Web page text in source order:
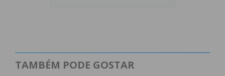
anterior, Madalena Matias voltou a defrontar uma
compatriota, desta vezBeatriz Castro
TAMBÉM PODE GOSTAR